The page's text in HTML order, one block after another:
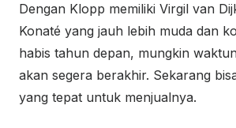
Dengan Klopp memiliki Virgil van
Konaté yang jauh lebih muda dan
habis tahun depan, mungkin
akan segera berakhir. Sekarang
yang tepat untuk menjualnya.